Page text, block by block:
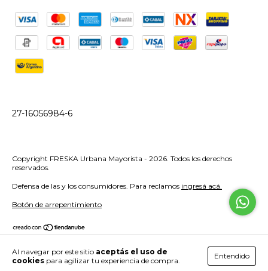
Al navegar por este sitio aceptás el uso de
cookies para agilizar tu experiencia de compra.
Entendido
27-16056984-6
Copyright FRESKA Urbana Mayorista - 2026. Todos los derechos
reservados.
Defensa de las y los consumidores. Para reclamos ingresá acá.
Botón de arrepentimiento